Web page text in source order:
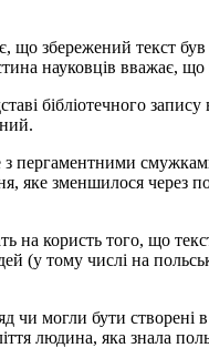
збережений текст
науковців вважає, що
бібліотечного
пергаментними
яке зменшилося
на користь того, що
тому числі на
чи могли бути
людина, яка знала